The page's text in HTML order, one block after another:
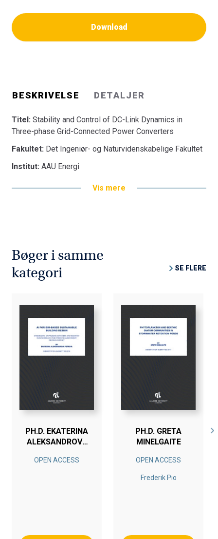
Download
BESKRIVELSE DETALJER
Titel: Stability and Control of DC-Link Dynamics in
Three-phase Grid-Connected Power Converters
Fakultet: Det Ingeniør- og Naturvidenskabelige Fakultet
Institut: AAU Energi
Vis mere
Bøger i samme
kategori
SE FLERE
PH.D. EKATERINA
ALEKSANDROVA
OPEN ACCESS
PH.D. GRETA
MINELGAITE
OPEN ACCESS
Frederik Pio